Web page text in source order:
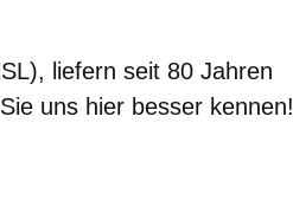
liefern seit 80 Jahren
uns hier besser kennen!